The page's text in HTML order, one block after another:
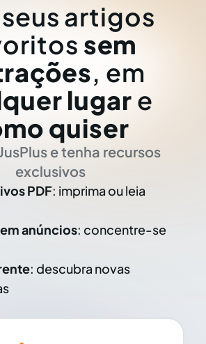
artigos
sem
, em
lugar e
quiser
e tenha recursos
exclusivos
PDF: imprima ou leia
anúncios: concentre-se
: descubra novas